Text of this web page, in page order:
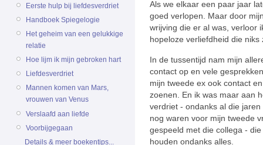
Eerste hulp bij liefdesverdriet
Handboek Spiegelogie
Het geheim van een gelukkige
relatie
Hoe lijm ik mijn gebroken hart
Liefdesverdriet
Mannen komen van Mars,
vrouwen van Venus
Verslaafd aan liefde
Voorbijgegaan
Details & meer boekentips...
Als we elkaar een paar jaar
goed verlopen. Maar door
wrijving die er al was, verloor
hopeloze verliefdheid die
In de tussentijd nam mijn
contact op en vele
mijn tweede ex ook contact
zoenen. En ik was maar aan
verdriet - ondanks al die
nog waren voor mijn tweede
gespeeld met die collega -
houden ondanks alles.